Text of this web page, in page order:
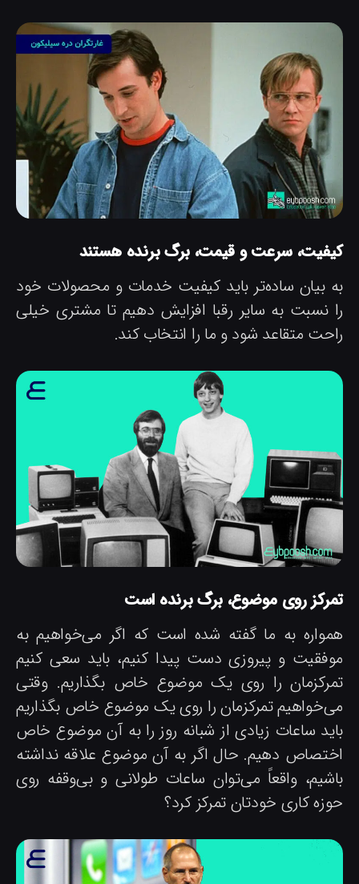
سرعت و قیمت، برگ برنده هستند
بیان ساده‌تر باید کیفیت خدمات و محصولات خود
نسبت به سایر رقبا افزایش دهیم تا مشتری خیلی
متقاعد شود و ما را انتخاب کند.
روی موضوع، برگ برنده است
به ما گفته شده است که اگر می‌خواهیم به
و پیروزی دست پیدا کنیم، باید سعی کنیم
را روی یک موضوع خاص بگذاریم. وقتی
تمرکزمان را روی یک موضوع خاص بگذاریم
ساعات زیادی از شبانه روز را به آن موضوع خاص
دهیم. حال اگر به آن موضوع علاقه نداشته
واقعاً می‌توان ساعات طولانی و بی‌وقفه روی
کاری خودتان تمرکز کرد؟